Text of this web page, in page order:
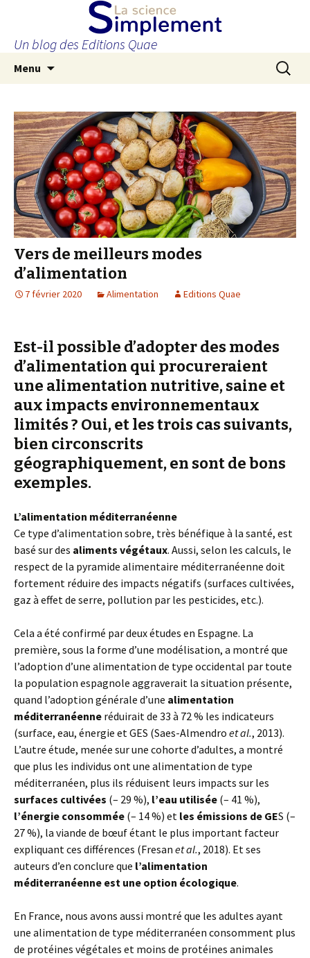
Un blog des Editions Quae
Menu
principal
Vers de meilleurs modes
d’alimentation
7 février 2020 Alimentation Editions Quae
Est-il possible d’adopter des modes
d’alimentation qui procureraient
une alimentation nutritive, saine et
aux impacts environnementaux
limités ? Oui, et les trois cas suivants,
bien circonscrits
géographiquement, en sont de bons
exemples.
L’alimentation méditerranéenne
Ce type d’alimentation sobre, très bénéfique à la santé, est
basé sur des aliments végétaux. Aussi, selon les calculs, le
respect de la pyramide alimentaire méditerranéenne doit
fortement réduire des impacts négatifs (surfaces cultivées,
gaz à effet de serre, pollution par les pesticides, etc.).
Cela a été confirmé par deux études en Espagne. La
première, sous la forme d’une modélisation, a montré que
l’adoption d’une alimentation de type occidental par toute
la population espagnole aggraverait la situation présente,
quand l’adoption générale d’une alimentation
méditerranéenne réduirait de 33 à 72 % les indicateurs
(surface, eau, énergie et GES (Saes-Almendro et al., 2013).
L’autre étude, menée sur une cohorte d’adultes, a montré
que plus les individus ont une alimentation de type
méditerranéen, plus ils réduisent leurs impacts sur les
surfaces cultivées (– 29 %), l’eau utilisée (– 41 %),
l’énergie consommée (– 14 %) et les émissions de GES (–
27 %), la viande de bœuf étant le plus important facteur
expliquant ces différences (Fresan et al., 2018). Et ses
auteurs d’en conclure que l’alimentation
méditerranéenne est une option écologique.
En France, nous avons aussi montré que les adultes ayant
une alimentation de type méditerranéen consomment plus
de protéines végétales et moins de protéines animales